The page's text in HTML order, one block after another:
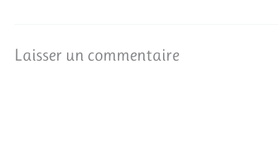
Laisser un commentaire